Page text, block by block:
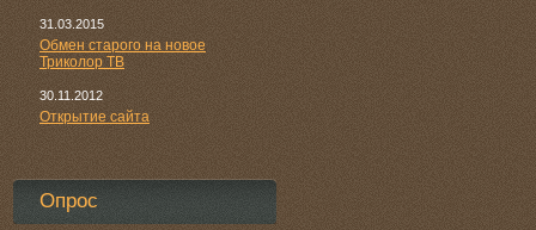
31.03.2015
Обмен старого на новое
Триколор ТВ
30.11.2012
Открытие сайта
Опрос